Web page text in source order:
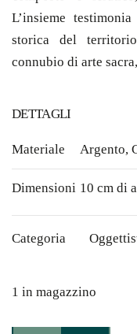
L’insieme
storica del
connubio di arte
DETTAGLI
Materiale Argento,
Dimensioni 10 cm di
Categoria
1 in magazzino